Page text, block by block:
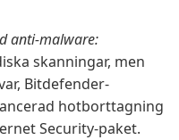
anti-malware:
skanningar, men
Bitdefender-
hotborttagning
Security-paket.